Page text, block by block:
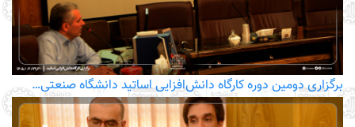
برگزاری دومین دوره کارگاه دانش‌افزایی اساتید دانشگاه صنعتی…